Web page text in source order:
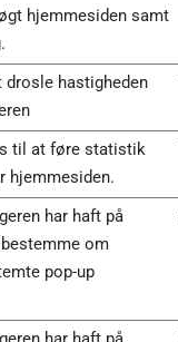
hjemmesiden samt
hastigheden
til at føre statistik
hjemmesiden.
har haft på
om
pop-up